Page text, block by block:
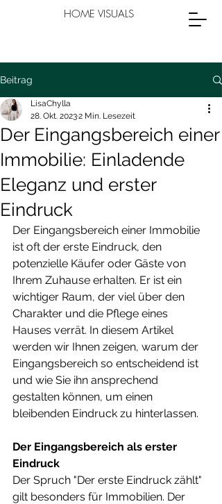
HOME VISUALS
Beitrag
Der Eingangsbereich einer
Immobilie: Einladende
Eleganz und erster
Eindruck
LisaChylla
28. Okt. 20232 Min. Lesezeit
Der Eingangsbereich einer Immobilie
ist oft der erste Eindruck, den
potenzielle Käufer oder Gäste von
Ihrem Zuhause erhalten. Er ist ein
wichtiger Raum, der viel über den
Charakter und die Pflege eines
Hauses verrät. In diesem Artikel
werden wir Ihnen zeigen, warum der
Eingangsbereich so entscheidend ist
und wie Sie ihn ansprechend
gestalten können, um einen
bleibenden Eindruck zu hinterlassen.
Der Eingangsbereich als erster
Eindruck
Der Spruch "Der erste Eindruck zählt"
gilt besonders für Immobilien. Der